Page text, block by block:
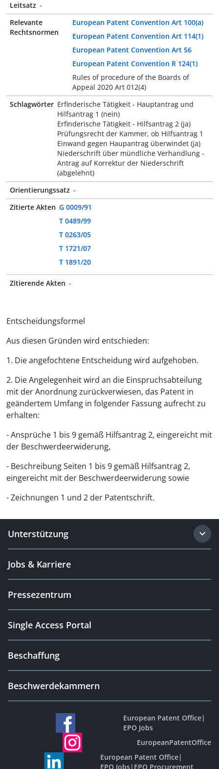
Leitsatz -
Relevante
Rechtsnormen
European Patent Convention Art 100(a)
European Patent Convention Art 114(1)
European Patent Convention Art 56
European Patent Convention R 124(1)
Rules of procedure of the Boards of
Appeal 2020 Art 012(4)
Schlagwörter Erfinderische Tätigkeit - Hauptantrag und
Hilfsantrag 1 (nein)
Erfinderische Tätigkeit - Hilfsantrag 2 (ja)
Prüfungsrecht der Kammer, ob Hilfsantrag 1
Einwand gegen Haupantrag überwindet (ja)
Niederschrift über mündliche Verhandlung -
Antrag auf Korrektur der Niederschrift
(abgelehnt)
Orientierungssatz -
Zitierte Akten G 0009/91
T 0489/99
T 0263/05
T 1721/07
T 1891/20
Zitierende Akten -
Entscheidungsformel
Aus diesen Gründen wird entschieden:
1. Die angefochtene Entscheidung wird aufgehoben.
2. Die Angelegenheit wird an die Einspruchsabteilung
mit der Anordnung zurückverwiesen, das Patent in
geändertem Umfang in folgender Fassung aufrecht zu
erhalten:
- Ansprüche 1 bis 9 gemäß Hilfsantrag 2, eingereicht mit
der Beschwerdeerwiderung,
- Beschreibung Seiten 1 bis 9 gemäß Hilfsantrag 2,
eingereicht mit der Beschwerdeerwiderung sowie
- Zeichnungen 1 und 2 der Patentschrift.
Unterstützung
Jobs & Karriere
Pressezentrum
Single Access Portal
Beschaffung
Beschwerdekammern
European Patent Office|
EPO Jobs
EuropeanPatentOffice
European Patent Office|
EPO Jobs| EPO Procurement